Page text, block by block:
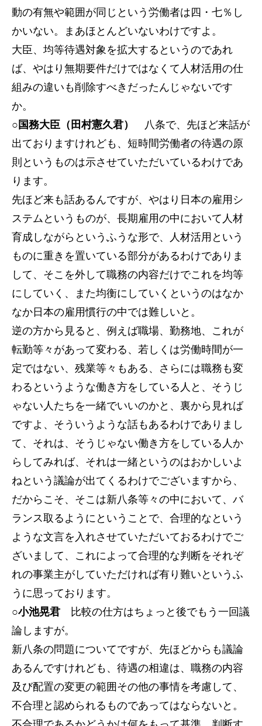
動の有無や範囲が同じという労働者は四・七％し
かいない。まあほとんどいないわけですよ。
大臣、均等待遇対象を拡大するというのであれ
ば、やはり無期要件だけではなくて人材活用の仕
組みの違いも削除すべきだったんじゃないです
か。
○国務大臣（田村憲久君）
八条で、先ほど来話が
出ておりますけれども、短時間労働者の待遇の原
則というものは示させていただいているわけであ
ります。
先ほど来も話あるんですが、やはり日本の雇用シ
ステムというものが、長期雇用の中において人材
育成しながらというふうな形で、人材活用という
ものに重きを置いている部分があるわけでありま
して、そこを外して職務の内容だけでこれを均等
にしていく、また均衡にしていくというのはなか
なか日本の雇用慣行の中では難しいと。
逆の方から見ると、例えば職場、勤務地、これが
転勤等々があって変わる、若しくは労働時間が一
定ではない、残業等々もある、さらには職務も変
わるというような働き方をしている人と、そうじ
ゃない人たちを一緒でいいのかと、裏から見れば
ですよ、そういうような話もあるわけでありまし
て、それは、そうじゃない働き方をしている人か
らしてみれば、それは一緒というのはおかしいよ
ねという議論が出てくるわけでございますから、
だからこそ、そこは新八条等々の中において、バ
ランス取るようにということで、合理的なという
ような文言を入れさせていただいておるわけでご
ざいまして、これによって合理的な判断をそれぞ
れの事業主がしていただければ有り難いというふ
うに思っております。
○小池晃君 比較の仕方はちょっと後でもう一回議
論しますが。
新八条の問題についてですが、先ほどからも議論
あるんですけれども、待遇の相違は、職務の内容
及び配置の変更の範囲その他の事情を考慮して、
不合理と認められるものであってはならないと。